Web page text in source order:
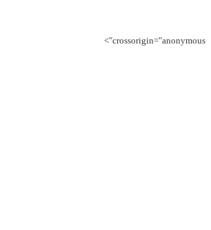
crossorigin="anonymous">